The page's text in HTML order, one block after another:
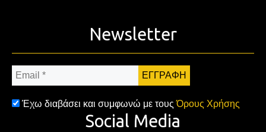
Newsletter
Email
*
Έχω διαβάσει και συμφωνώ με τουςΌρους Χρήσης
Social Media